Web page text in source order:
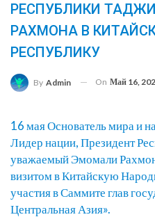
РЕСПУБЛИКИ
РАХМОНА В
РЕСПУБЛИКУ
By Admin On Май 16,
16 мая Основатель мира и
Лидер нации, Президент
уважаемый Эмомали
визитом в Китайскую
участия в Саммите глав
Центральная Азия».